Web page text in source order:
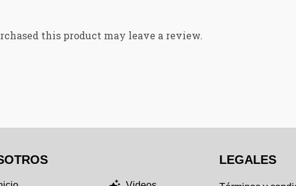
this product may leave a review.
LEGALES